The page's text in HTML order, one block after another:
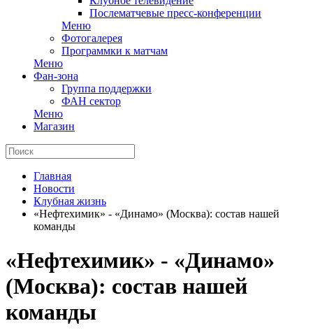
Послематчевые пресс-конференции
Меню
Фотогалерея
Программки к матчам
Меню
Фан-зона
Группа поддержки
ФАН сектор
Меню
Магазин
Главная
Новости
Клубная жизнь
«Нефтехимик» - «Динамо» (Москва): состав нашей
команды
«Нефтехимик» - «Динамо»
(Москва): состав нашей
команды